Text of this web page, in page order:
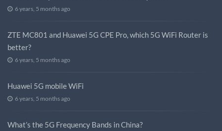
6 years, 5 months ago
ZTE MC801 and Huawei 5G CPE Pro, which 5G WiFi Router is
better?
6 years, 5 months ago
Huawei 5G mobile WiFi
6 years, 5 months ago
What’s the 5G Frequency Bands in China?